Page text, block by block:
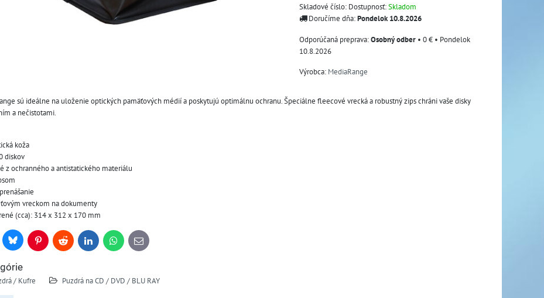
Skladové číslo: Dostupnosť:Skladom
Doručíme dňa:Pondelok10.8.2026
Osobný odber • 0 € • Pondelok
10.8.2026
Výrobca: MediaRange
sú ideálne na uloženie optických pamäťových médií a poskytujú optimálnu ochranu. Špeciálne fleecové vrecká a robustný zips chráni vaše disky
a nečistotami.
koža
diskov
z ochranného a antistatického materiálu
vreckom na dokumenty
(cca): 314 x 312 x 170 mm
BlueskyPinterestReddit LinkedInWhatsApp
E-
mail
/ Kufre Puzdrá na CD / DVD / BLU RAY